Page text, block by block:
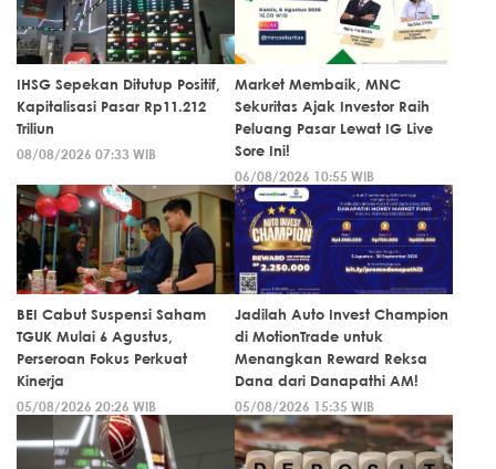
IHSG Sepekan Ditutup Positif,
Kapitalisasi Pasar Rp11.212
Triliun
08/08/2026 07:33 WIB
Market Membaik, MNC
Sekuritas Ajak Investor Raih
Peluang Pasar Lewat IG Live
Sore Ini!
06/08/2026 10:55 WIB
BEI Cabut Suspensi Saham
TGUK Mulai 6 Agustus,
Perseroan Fokus Perkuat
Kinerja
05/08/2026 20:26 WIB
Jadilah Auto Invest Champion
di MotionTrade untuk
Menangkan Reward Reksa
Dana dari Danapathi AM!
05/08/2026 15:35 WIB